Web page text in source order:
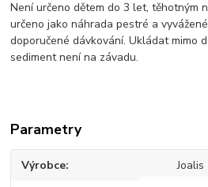
Není určeno dětem do 3 let, těhotným
určeno jako náhrada pestré a
doporučené dávkování. Ukládat mimo
sediment není na závadu.
Parametry
Výrobce Joalis